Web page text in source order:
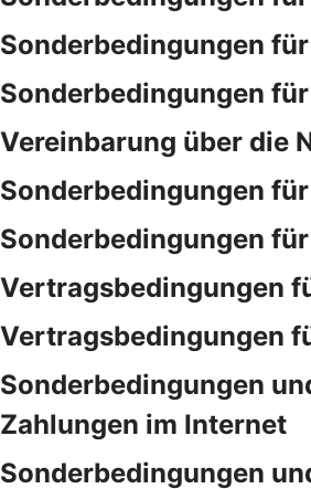
Sonderbedingungen
Sonderbedingungen
Vereinbarung über die
Sonderbedingungen
Sonderbedingungen
Vertragsbedingungen
Vertragsbedingungen
Sonderbedingungen
Zahlungen im Internet
Sonderbedingungen